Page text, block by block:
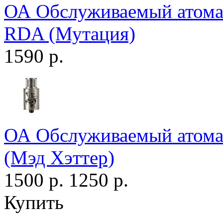
ОА Обслуживаемый
RDA (Мутация)
1590 р.
ОА Обслуживаемый
(Мэд Хэттер)
1500 р. 1250 р.
Купить